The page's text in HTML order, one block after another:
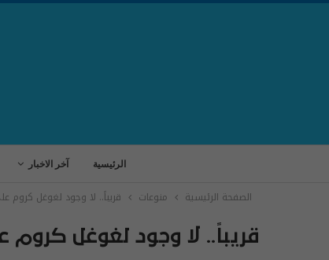
الرئيسية آخر الاخبار
الصفحة الرئيسية منوعات قريباً.. لا وجود لغوغل كروم
قريباً.. لا وجود لغوغل كروم